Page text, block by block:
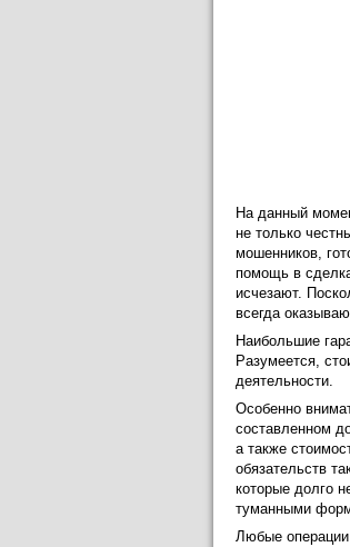
На данный
не только
мошенников,
помощь в
исчезают.
всегда
Наибольшие
Разумеется,
деятельности.
Особенно
составленном
а также
обязательств
которые долго
туманными
Любые